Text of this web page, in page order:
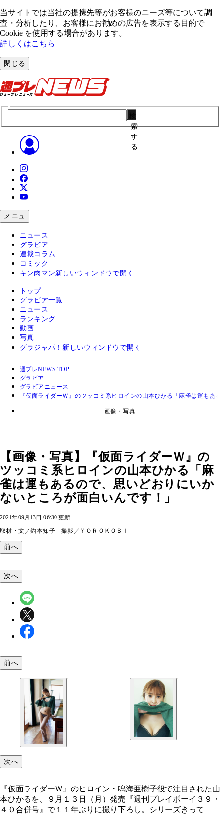
当サイトでは当社の提携先等がお客様のニーズ等について調
査・分析したり、お客様にお勧めの広告を表⽰する⽬的で
Cookie を使⽤する場合があります。
詳しくはこちら
閉じる
索
す
る
メニュ
ニュース
グラビア
連載コラム
コミック
キン肉マン 新しいウィンドウで開く
トップ
グラビア一覧
ニュース
ランキング
動画
写真
グラジャパ！ 新しいウィンドウで開く
週プレNEWS TOP
グラビア
グラビアニュース
『仮面ライダーＷ』のツッコミ系ヒロインの山本ひかる「麻雀は運も
画像・写真
【画像・写真】『仮面ライダーＷ』の
ツッコミ系ヒロインの山本ひかる「麻
雀は運もあるので、思いどおりにいか
ないところが面白いんです！」
2021年09月13日 06:30 更新
取材・文／釣本知子 撮影／ＹＯＲＯＫＯＢＩ
前へ
次へ
前へ
次へ
『仮面ライダーＷ』のヒロイン・鳴海亜樹子役で注目された山
本ひかるを、９月１３日（月）発売『週刊プレイボーイ３９・
４０合併号』で１１年ぶりに撮り下ろし。シリーズきって